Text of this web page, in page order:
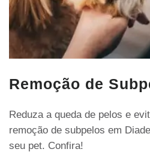
Remoção de
Reduza a queda de pelos e
remoção de subpelos em
seu pet. Confira!